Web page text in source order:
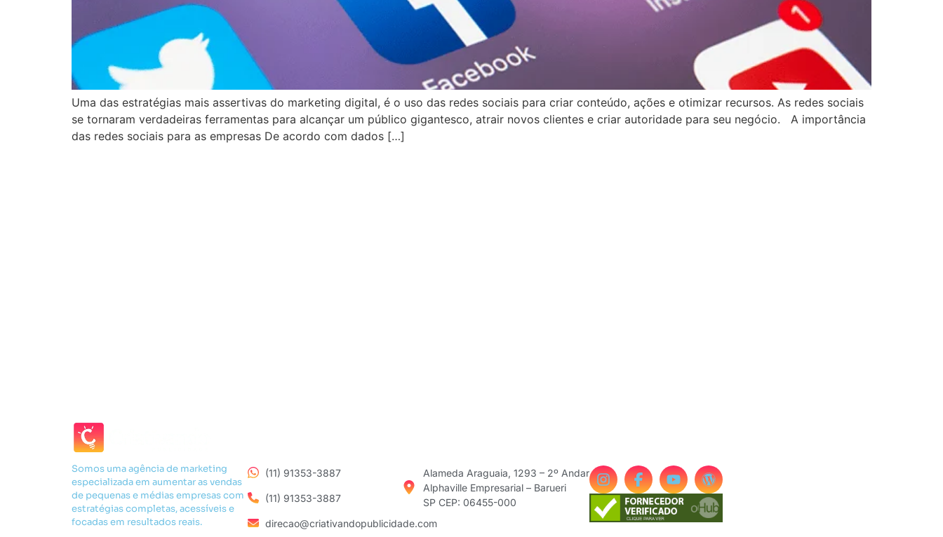
Uma das estratégias mais assertivas do marketing digital, é o uso das redes sociais para criar conteúdo, ações e otimizar recursos. As redes sociais
se tornaram verdadeiras ferramentas para alcançar um público gigantesco, atrair novos clientes e criar autoridade para seu negócio. A importância
das redes sociais para as empresas De acordo com dados […]
Somos uma agência de marketing
especializada em aumentar as vendas
de pequenas e médias empresas com
estratégias completas, acessíveis e
focadas em resultados reais.
(11) 91353-3887
(11) 91353-3887
direcao@criativandopublicidade.com
Alameda Araguaia, 1293 – 2º Andar
Alphaville Empresarial – Barueri
SP CEP: 06455-000